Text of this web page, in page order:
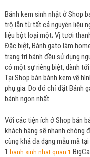
Bánh kem sinh nhật ở Shop
trộ lẫn từ tất cả nguyên liệu
liệu bột loại một; Vị tươi
Đặc biệt, Bánh gato làm
trang trí bánh đều sử dụng
có một sự riêng biệt, dành
Tại Shop bán bánh kem vẽ
phụ gia. Do đó chỉ đặt Bánh
bánh ngon nhất.
Với các tiện ích ở Shop bán
khách hàng sẽ nhanh chóng
cùng khá đa dạng mẫu mã
1 banh sinh nhat quan 1